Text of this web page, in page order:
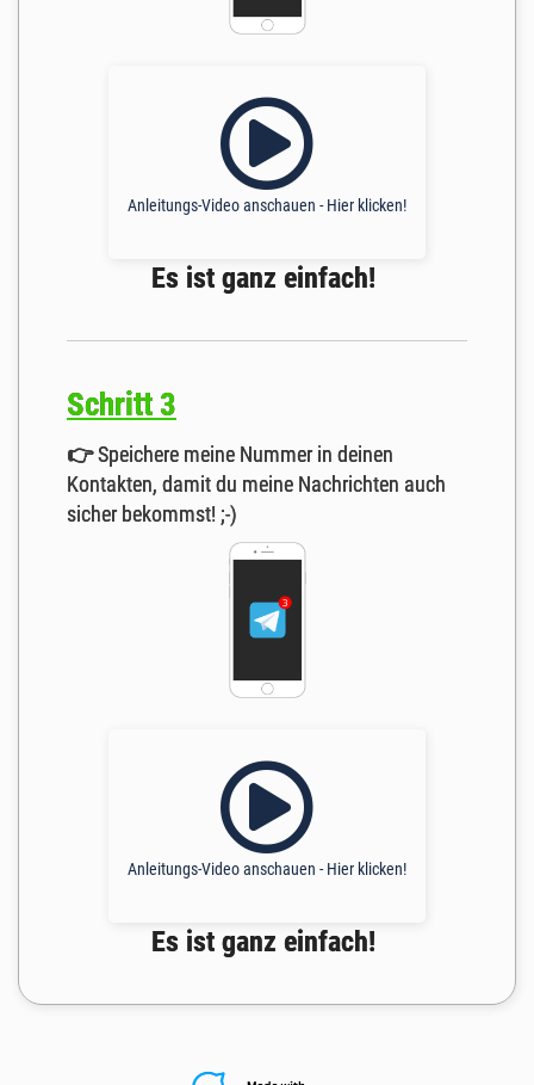
Anleitungs-Video anschauen - Hier klicken!
Es ist ganz einfach!
Schritt 3
👉Speichere meine Nummer in deinen
Kontakten, damit du meine Nachrichten auch
sicher bekommst! ;-)
Anleitungs-Video anschauen - Hier klicken!
Es ist ganz einfach!